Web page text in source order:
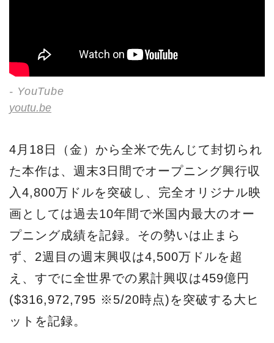
- YouTube
youtu.be
4月18日（金）から全米で先んじて封切られ
た本作は、週末3日間でオープニング興行収
入4,800万ドルを突破し、完全オリジナル映
画としては過去10年間で米国内最大のオー
プニング成績を記録。その勢いは止まら
ず、2週目の週末興収は4,500万ドルを超
え、すでに全世界での累計興収は459億円
($316,972,795 ※5/20時点)を突破する大ヒ
ットを記録。